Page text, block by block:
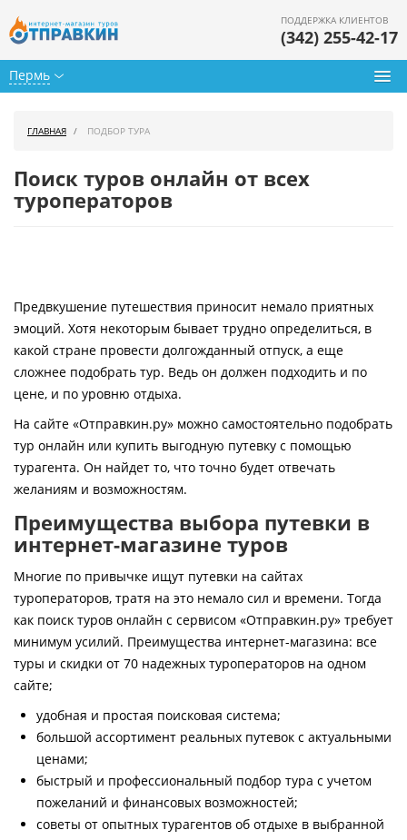
Пермь
ПОДДЕРЖКА КЛИЕНТОВ
(342) 255-42-17
Горящие туры
Страны
Как купить
Контакты
ГЛАВНАЯ ПОДБОР ТУРА
Поиск туров онлайн от всех
туроператоров
Предвкушение путешествия приносит немало приятных
эмоций. Хотя некоторым бывает трудно определиться, в
какой стране провести долгожданный отпуск, а еще
сложнее подобрать тур. Ведь он должен подходить и по
цене, и по уровню отдыха.
На сайте «Отправкин.ру» можно самостоятельно подобрать
тур онлайн или купить выгодную путевку с помощью
турагента. Он найдет то, что точно будет отвечать
желаниям и возможностям.
Преимущества выбора путевки в
интернет-магазине туров
Многие по привычке ищут путевки на сайтах
туроператоров, тратя на это немало сил и времени. Тогда
как поиск туров онлайн с сервисом «Отправкин.ру» требует
минимум усилий. Преимущества интернет-магазина: все
туры и скидки от 70 надежных туроператоров на одном
сайте;
удобная и простая поисковая система;
большой ассортимент реальных путевок с актуальными
ценами;
быстрый и профессиональный подбор тура с учетом
пожеланий и финансовых возможностей;
советы от опытных турагентов об отдыхе в выбранной